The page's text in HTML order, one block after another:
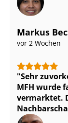
Markus
vor 2 Wochen
Sehr
MFH wurde
vermarktet.